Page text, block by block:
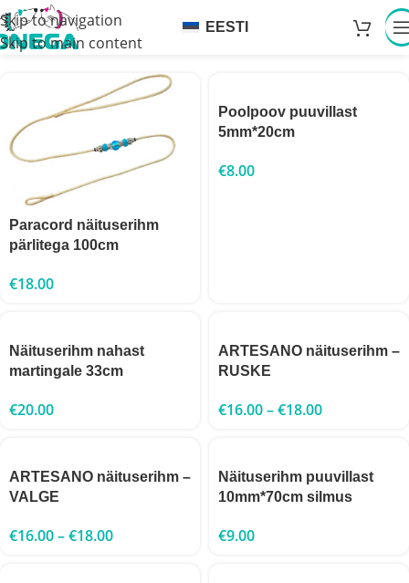
Skip to navigation
Skip to main content
EESTI
Paracord näituserihm
pärlitega 100cm
€18.00
Poolpoov puuvillast
5mm*20cm
€8.00
Näituserihm nahast
martingale 33cm
€20.00
ARTESANO näituserihm –
RUSKE
€16.00–€18.00
ARTESANO näituserihm –
VALGE
€16.00–€18.00
Näituserihm puuvillast
10mm*70cm silmus
€9.00